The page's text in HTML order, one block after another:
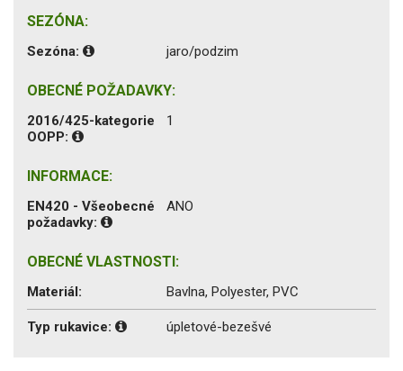
SEZÓNA:
Sezóna: jaro/podzim
OBECNÉ POŽADAVKY:
2016/425-kategorie
OOPP:
1
INFORMACE:
EN420 - Všeobecné
požadavky:
ANO
OBECNÉ VLASTNOSTI:
Materiál: Bavlna, Polyester, PVC
Typ rukavice: úpletové-bezešvé